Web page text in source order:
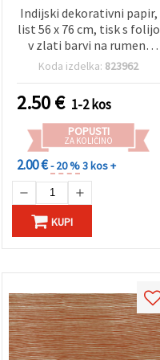
Indijski dekorativni papir,
list 56 x 76 cm, tisk s folijo
v zlati barvi na rumeni
podlagi, baročni cvetlični
– za scrapbooking,
izdelavo voščilnic,
DIY/naredi sam in darilno
zavijanje, HP34
Koda izdelka: 823962
2.50€ 1-2 kos
POPUSTI
ZA KOLIČINO
2.00 €- 20 %3 kos +
KUPI